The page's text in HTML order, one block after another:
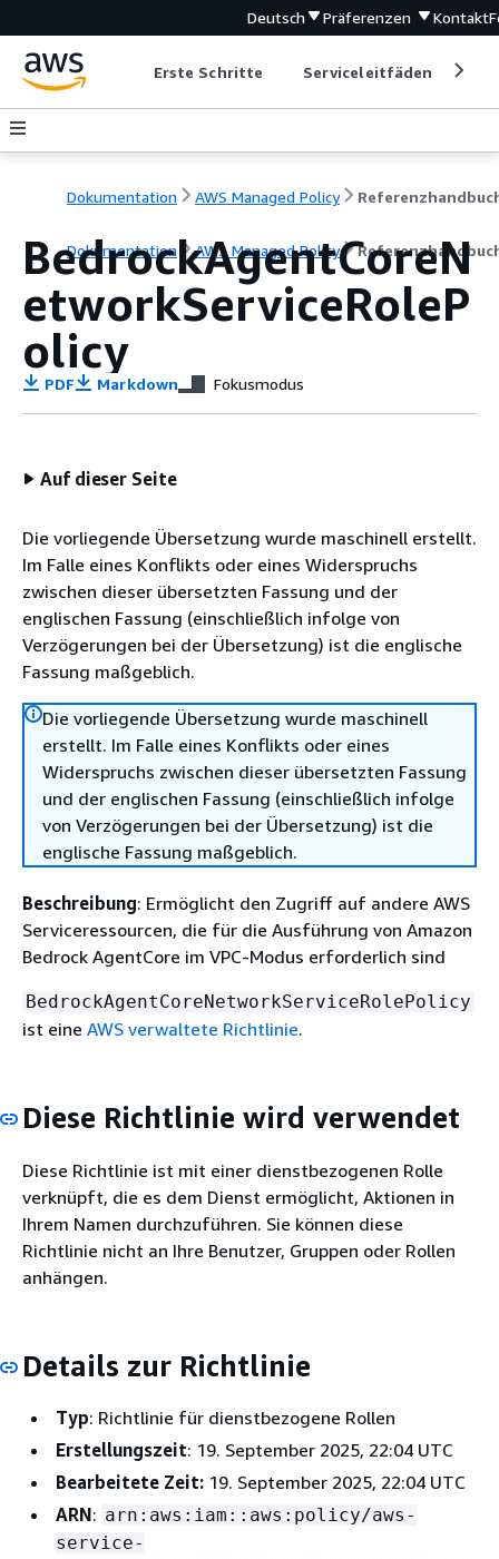
Deutsch Präferenzen Kontakt
Erste Schritte Serviceleitfäden
Dokumentation AWS Managed Policy
Dokumentation AWS Managed Policy
BedrockAgentCoreN
etworkServiceRoleP
olicy
PDF Markdown Fokusmodus
Auf dieser Seite
Die vorliegende Übersetzung wurde maschinell erstellt.
Im Falle eines Konflikts oder eines Widerspruchs
zwischen dieser übersetzten Fassung und der
englischen Fassung (einschließlich infolge von
Verzögerungen bei der Übersetzung) ist die englische
Fassung maßgeblich.
Die vorliegende Übersetzung wurde maschinell
erstellt. Im Falle eines Konflikts oder eines
Widerspruchs zwischen dieser übersetzten Fassung
und der englischen Fassung (einschließlich infolge
von Verzögerungen bei der Übersetzung) ist die
englische Fassung maßgeblich.
Beschreibung: Ermöglicht den Zugriff auf andere AWS
Serviceressourcen, die für die Ausführung von Amazon
Bedrock AgentCore im VPC-Modus erforderlich sind
BedrockAgentCoreNetworkServiceRolePolicy
ist eine AWS verwaltete Richtlinie.
Diese Richtlinie wird verwendet
Diese Richtlinie ist mit einer dienstbezogenen Rolle
verknüpft, die es dem Dienst ermöglicht, Aktionen in
Ihrem Namen durchzuführen. Sie können diese
Richtlinie nicht an Ihre Benutzer, Gruppen oder Rollen
anhängen.
Details zur Richtlinie
Typ: Richtlinie für dienstbezogene Rollen
Erstellungszeit: 19. September 2025, 22:04 UTC
Bearbeitete Zeit: 19. September 2025, 22:04 UTC
ARN: arn:aws:iam::aws:policy/aws-
service-